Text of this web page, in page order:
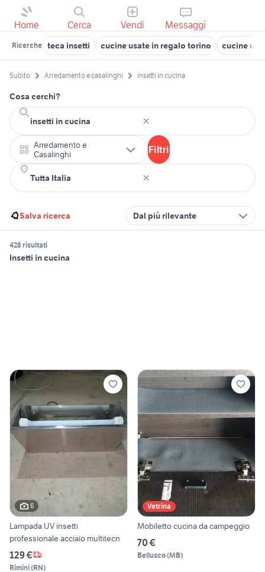
Home Cerca Vendi Messaggi
Ricerche teca insetti cucine usate in regalo torino cucine
Subito Arredamento e casalinghi insetti in cucina
Cosa cerchi?
Arredamento e
Casalinghi
Filtri
Salva ricerca Dal più rilevante
428 risultati
Insetti in cucina
6
Lampada UV insetti
professionale acciaio multitecn
129 €
Rimini(RN)
Vetrina
Mobiletto cucina da campeggio
70 €
Bellusco(MB)